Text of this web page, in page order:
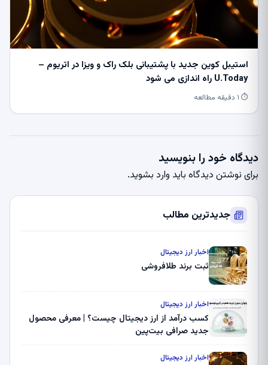
استیبل کوین جدید با پشتیبانی بلک راک و ویزا در اتریوم –
U.Today راه اندازی می شود
⏱ ۱ دقیقه مطالعه
دیدگاه خود را بنویسید
برای نوشتن دیدگاه باید وارد بشوید.
جدیدترین مطالب
اخبار ارز دیجیتال
ثبت برند طلافروشی
اخبار ارز دیجیتال
کسب درآمد از ارز دیجیتال چیست؟ | معرفی محصول
جدید صرافی بیت‌پین
اخبار ارز دیجیتال